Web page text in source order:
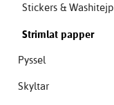
Stickers & Washitejp
Strimlat papper
Pyssel
Skyltar